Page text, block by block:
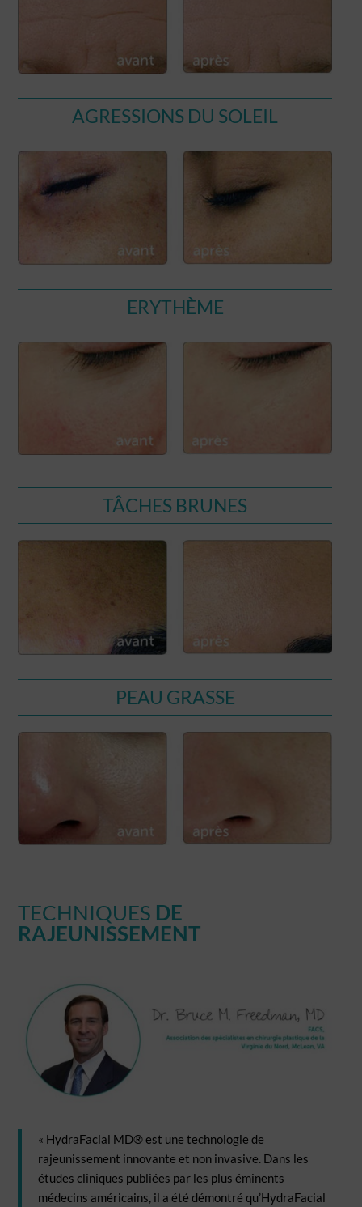
AGRESSIONS DU SOLEIL
ERYTHÈME
TÂCHES BRUNES
PEAU GRASSE
TECHNIQUES DE
RAJEUNISSEMENT
« HydraFacial MD® est une technologie de
rajeunissement innovante et non invasive. Dans les
études cliniques publiées par les plus éminents
médecins américains, il a été démontré qu’HydraFacial